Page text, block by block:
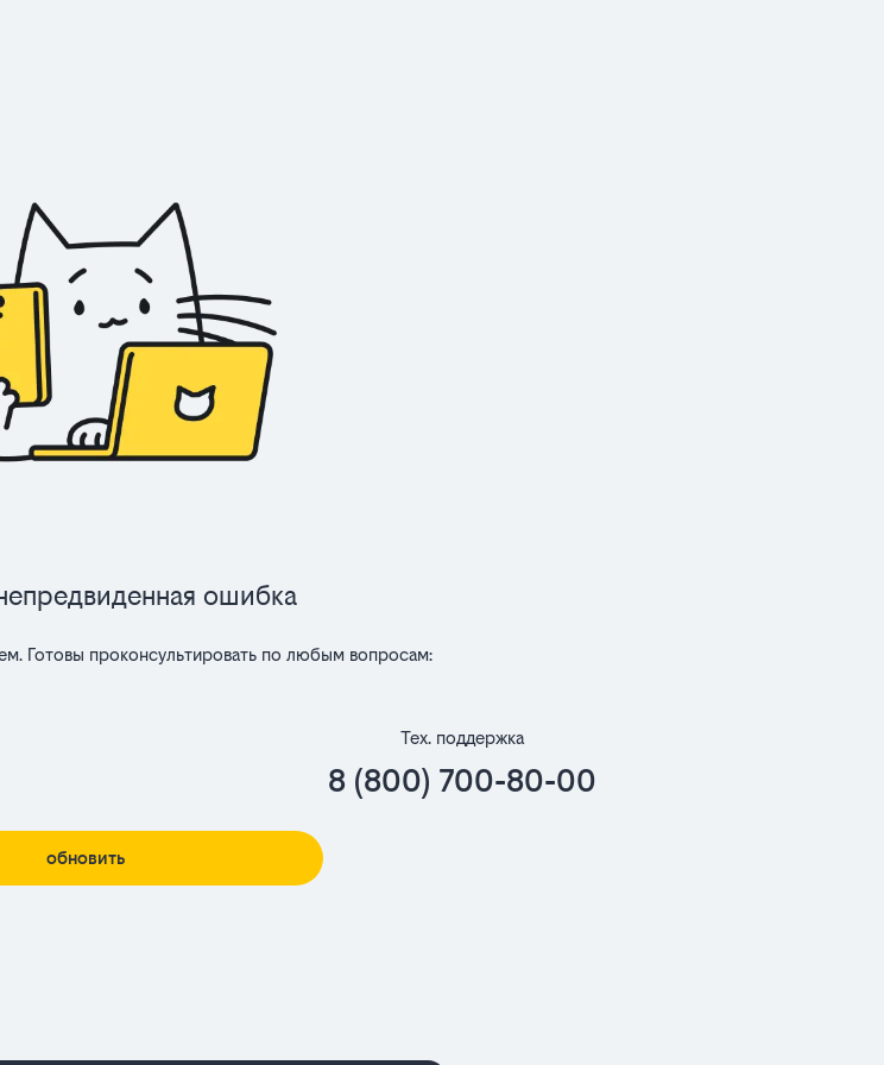
ошибка
Готовы проконсультировать по любым вопросам:
Тех. поддержка
8 (800) 700-80-00
обновить